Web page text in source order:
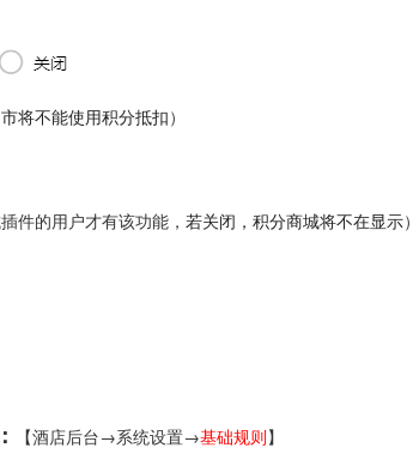
将不能使用积分抵扣）
件的用户才有该功能， 若关闭，积分商城将不在显示）
【酒店后台→系统设置→基础规则】